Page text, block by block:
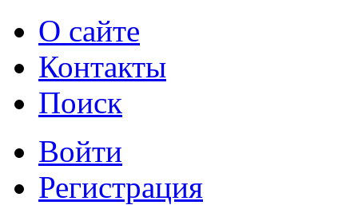
О сайте
Контакты
Поиск
Войти
Регистрация